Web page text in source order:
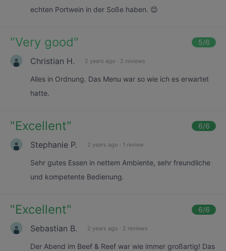
echten Portwein in der Soße haben. 😊
"Very good" 5/6
Christian H. 2 years ago · 2 reviews
Alles in Ordnung. Das Menu war so wie ich es erwartet
hatte.
"Excellent" 6/6
Stephanie P. 2 years ago · 1 review
Sehr gutes Essen in nettem Ambiente, sehr freundliche
und kompetente Bedienung.
"Excellent" 6/6
Sebastian B. 2 years ago · 2 reviews
Der Abend im Beef & Reef war wie immer großartig! Das